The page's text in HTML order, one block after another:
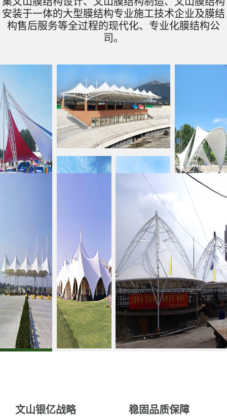
安装于一体的大型膜结构专业施工技术企业及膜结
构售后服务等全过程的现代化、专业化膜结构公
司。
文山银亿战略 稳固品质保障